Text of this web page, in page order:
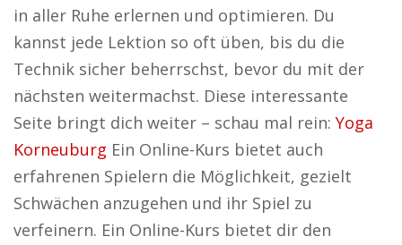
in aller Ruhe erlernen und optimieren. Du
kannst jede Lektion so oft üben, bis du die
Technik sicher beherrschst, bevor du mit der
nächsten weitermachst. Diese interessante
Seite bringt dich weiter – schau mal rein: Yoga
Korneuburg Ein Online-Kurs bietet auch
erfahrenen Spielern die Möglichkeit, gezielt
Schwächen anzugehen und ihr Spiel zu
verfeinern. Ein Online-Kurs bietet dir den